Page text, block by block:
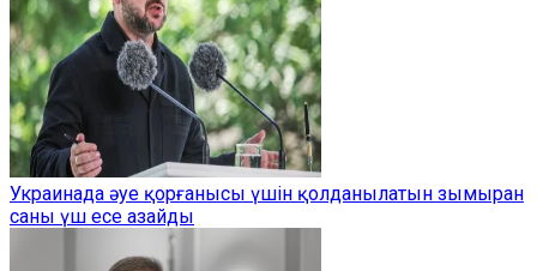
Украинада әуе қорғанысы үшін қолданылатын зымыран
саны үш есе азайды